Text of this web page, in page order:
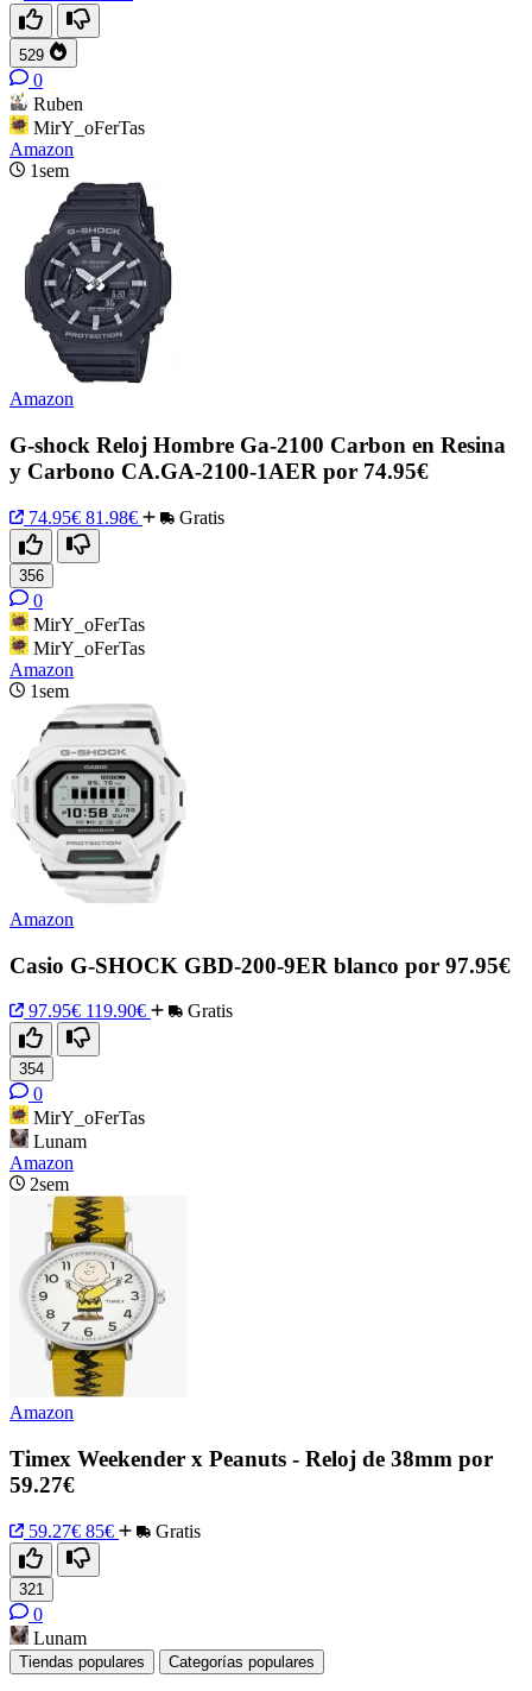
529
0
Ruben
MirY_oFerTas
Amazon
1sem
Amazon
G-shock Reloj Hombre Ga-2100 Carbon en Resina
y Carbono CA.GA-2100-1AER por 74.95€
74.95€ 81.98€ Gratis
356
0
MirY_oFerTas
MirY_oFerTas
Amazon
1sem
Amazon
Casio G-SHOCK GBD-200-9ER blanco por 97.95€
97.95€ 119.90€ Gratis
354
0
MirY_oFerTas
Lunam
Amazon
2sem
Amazon
Timex Weekender x Peanuts - Reloj de 38mm por
59.27€
59.27€ 85€ Gratis
321
0
Lunam
Tiendas populares Categorías populares